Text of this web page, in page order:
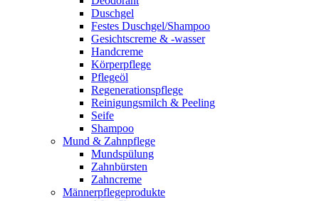
Duschgel
Festes Duschgel/Shampoo
Gesichtscreme & -wasser
Handcreme
Körperpflege
Pflegeöl
Regenerationspflege
Reinigungsmilch & Peeling
Seife
Shampoo
Mund & Zahnpflege
Mundspülung
Zahnbürsten
Zahncreme
Männerpflegeprodukte